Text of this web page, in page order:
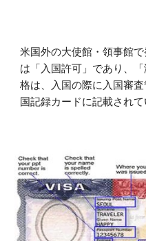
米国外の大使館・領事館
は「入国許可」であり、
格は、入国の際に入国審
国記録カードに記載されて